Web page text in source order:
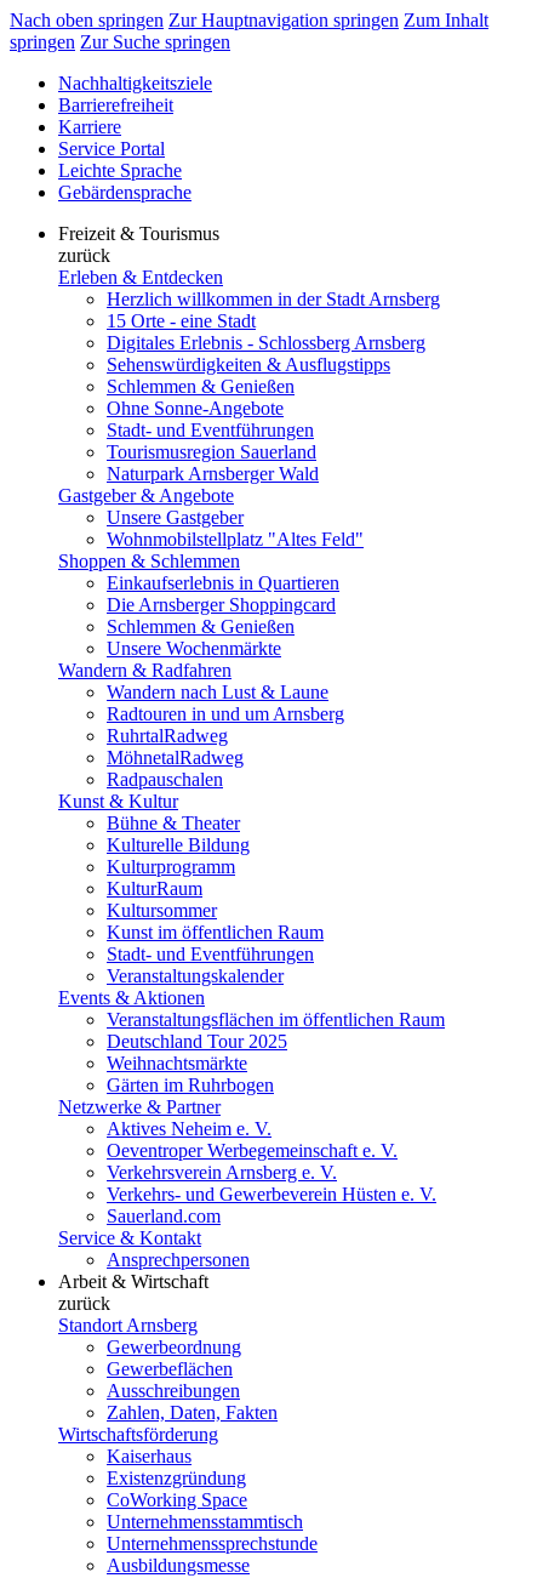
Nach oben springen Zur Hauptnavigation springen Zum Inhalt
springen Zur Suche springen
Nachhaltigkeitsziele
Barrierefreiheit
Karriere
Service Portal
Leichte Sprache
Gebärdensprache
Freizeit & Tourismus
zurück
Erleben & Entdecken
Herzlich willkommen in der Stadt Arnsberg
15 Orte - eine Stadt
Digitales Erlebnis - Schlossberg Arnsberg
Sehenswürdigkeiten & Ausflugstipps
Schlemmen & Genießen
Ohne Sonne-Angebote
Stadt- und Eventführungen
Tourismusregion Sauerland
Naturpark Arnsberger Wald
Gastgeber & Angebote
Unsere Gastgeber
Wohnmobilstellplatz "Altes Feld"
Shoppen & Schlemmen
Einkaufserlebnis in Quartieren
Die Arnsberger Shoppingcard
Schlemmen & Genießen
Unsere Wochenmärkte
Wandern & Radfahren
Wandern nach Lust & Laune
Radtouren in und um Arnsberg
RuhrtalRadweg
MöhnetalRadweg
Radpauschalen
Kunst & Kultur
Bühne & Theater
Kulturelle Bildung
Kulturprogramm
KulturRaum
Kultursommer
Kunst im öffentlichen Raum
Stadt- und Eventführungen
Veranstaltungskalender
Events & Aktionen
Veranstaltungsflächen im öffentlichen Raum
Deutschland Tour 2025
Weihnachtsmärkte
Gärten im Ruhrbogen
Netzwerke & Partner
Aktives Neheim e. V.
Oeventroper Werbegemeinschaft e. V.
Verkehrsverein Arnsberg e. V.
Verkehrs- und Gewerbeverein Hüsten e. V.
Sauerland.com
Service & Kontakt
Ansprechpersonen
Arbeit & Wirtschaft
zurück
Standort Arnsberg
Gewerbeordnung
Gewerbeflächen
Ausschreibungen
Zahlen, Daten, Fakten
Wirtschaftsförderung
Kaiserhaus
Existenzgründung
CoWorking Space
Unternehmensstammtisch
Unternehmenssprechstunde
Ausbildungsmesse